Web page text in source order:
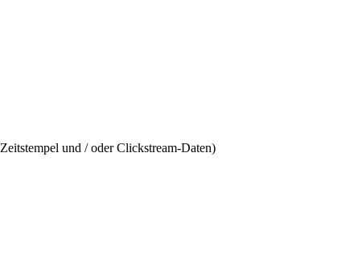
und / oder Clickstream-Daten)